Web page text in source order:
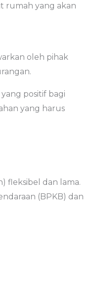
rumah yang akan
oleh pihak
positif bagi
yang harus
fleksibel dan lama.
(BPKB) dan